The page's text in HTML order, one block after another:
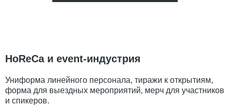
HoReCa и event-индустрия
Униформа линейного персонала, тиражи к открытиям,
форма для выездных мероприятий, мерч для участников
и спикеров.